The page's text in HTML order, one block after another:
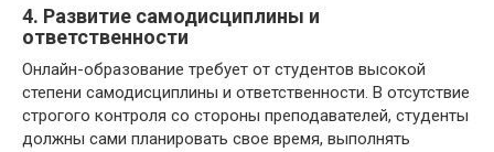
4. Развитие самодисциплины и
ответственности
Онлайн-образование требует от студентов высокой
степени самодисциплины и ответственности. В отсутствие
строгого контроля со стороны преподавателей, студенты
должны сами планировать свое время, выполнять